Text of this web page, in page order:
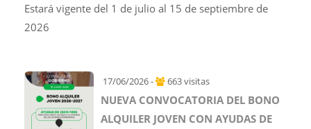
Estará vigente del 1 de julio al 15 de septiembre de
2026
17/06/2026 - 663 visitas
NUEVA CONVOCATORIA DEL BONO
ALQUILER JOVEN CON AYUDAS DE